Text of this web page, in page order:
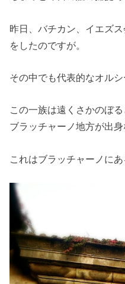
昨日、バチカン、イエズ
をしたのですが。
その中でも代表的なオル
この一族は遠くさかのぼ
ブラッチャーノ地方が出身
これはブラッチャーノに